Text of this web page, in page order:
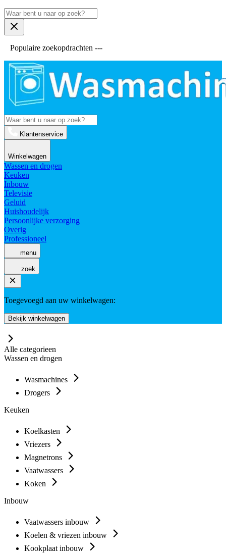
Populaire zoekopdrachten ---
Klantenservice
Winkelwagen
Wassen en drogen
Keuken
Inbouw
Televisie
Geluid
Huishoudelijk
Persoonlijke verzorging
Overig
Professioneel
menu
zoek
Toegevoegd aan uw winkelwagen:
Bekijk winkelwagen
Alle categorieen
Wassen en drogen
Wasmachines
Drogers
Keuken
Koelkasten
Vriezers
Magnetrons
Vaatwassers
Koken
Inbouw
Vaatwassers inbouw
Koelen & vriezen inbouw
Kookplaat inbouw